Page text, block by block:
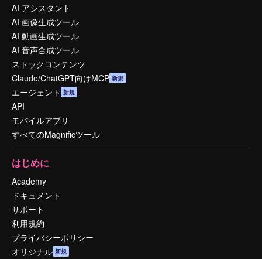
AI アシスタント
AI 画像生成ツール
AI 動画生成ツール
AI 音声合成ツール
ストックコンテンツ
Claude/ChatGPT向けMCP 新規
エージェント 新規
API
モバイルアプリ
すべてのMagnificツール
はじめに
Academy
ドキュメント
サポート
利用規約
プライバシーポリシー
オリジナル 新規